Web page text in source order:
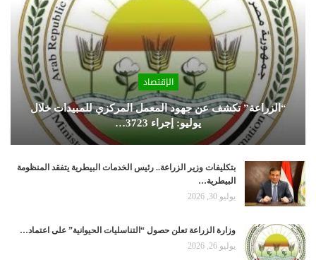
الإقتصاد
“الزراعة” تكشف عن جهود المعمل المركزي للمبيدات خلال
يوليو: إجراء 3723…
بتكليفات وزير الزراعة.. رئيس الخدمات البيطرية يتفقد المنظومة
البيطرية…
يوليو 30, 2026
وزارة الزراعة تعلن حصول “التناسليات الحيوانية” على اعتماد…
يوليو 26, 2026